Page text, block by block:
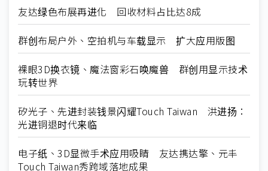
友达绿色布展再进化 回收材料占比达8成
群创布局户外、空拍机与车载显示 扩大应用版图
裸眼3D换衣镜、魔法窗彩石唤魔兽 群创用显示技术
玩转世界
矽光子、先进封装钱景闪耀Touch Taiwan 洪进扬：
光进铜退时代来临
电子纸、3D显微手术应用吸睛 友达携达擎、元丰
Touch Taiwan秀跨域落地成果